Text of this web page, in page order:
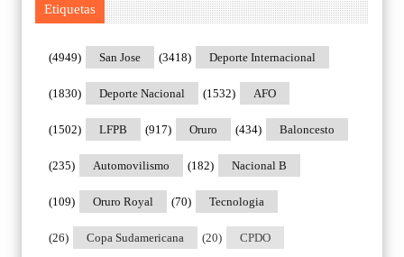
Etiquetas
San Jose
(4949) Deporte Internacional
(3418)
Deporte Nacional
(1830) AFO
(1532)
LFPB
(1502) Oruro
(917) Baloncesto
(434)
Automovilismo
(235) Nacional B
(182)
Oruro Royal
(109) Tecnologia
(70)
Copa Sudamericana
(26) CPDO
(20)